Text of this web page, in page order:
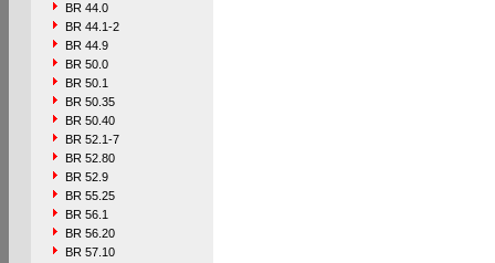
BR 44.0
BR 44.1-2
BR 44.9
BR 50.0
BR 50.1
BR 50.35
BR 50.40
BR 52.1-7
BR 52.80
BR 52.9
BR 55.25
BR 56.1
BR 56.20
BR 57.10